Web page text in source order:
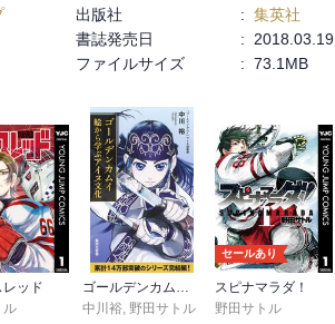
の表情から読者へ色々伝える感じも良し。
りは勉強になります。
出版社 : 集英社
書誌発売日 :
2018.03.19
ファイルサイズ : 73.1MB
レッド
ル
ゴールデンカムイ 絵から学ぶアイヌ文化
中川裕, 野田サトル
セールあり
スピナマラダ！
野田サトル